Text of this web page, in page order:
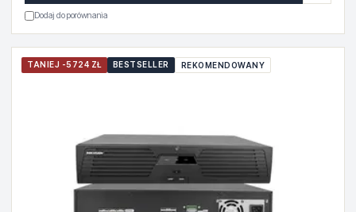
Dodaj do porównania
TANIEJ -5724 ZŁ BESTSELLER REKOMENDOWANY